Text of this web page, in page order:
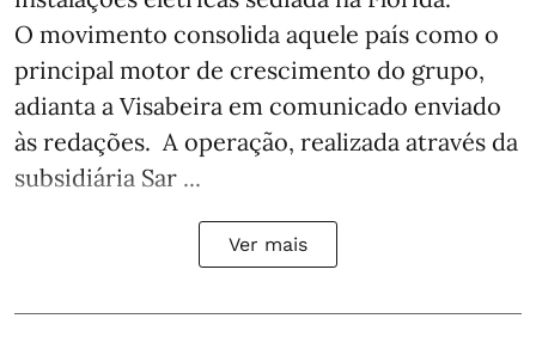
O movimento consolida aquele país como o
principal motor de crescimento do grupo,
adianta a Visabeira em comunicado enviado
às redações. A operação, realizada através da
subsidiária Sar ...
Ver mais